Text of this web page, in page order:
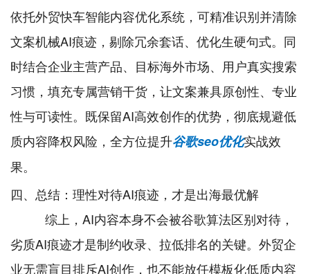
依托外贸快车智能内容优化系统，可精准识别并清除
文案机械AI痕迹，剔除冗余套话、优化生硬句式。同
时结合企业主营产品、目标海外市场、用户真实搜索
习惯，填充专属营销干货，让文案兼具原创性、专业
性与可读性。既保留AI高效创作的优势，彻底规避低
质内容降权风险，全方位提升谷歌seo优化实战效
果。
四、总结：理性对待AI痕迹，才是出海最优解
综上，AI内容本身不会被谷歌算法区别对待，
劣质AI痕迹才是制约收录、拉低排名的关键。外贸企
业无需盲目排斥AI创作，也不能放任模板化低质内容